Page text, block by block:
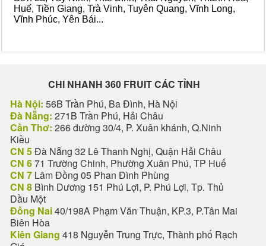
Huế, Tiền Giang, Trà Vinh, Tuyên Quang, Vĩnh Long,
Vĩnh Phúc, Yên Bái...
CHI NHANH 360 FRUIT CÁC TỈNH
Hà Nội: 56B Trần Phú, Ba Đình, Hà Nội
Đà Nẵng: 271B Trần Phú, Hải Châu
Cần Thơ: 266 đường 30/4, P. Xuân khánh, Q.Ninh
Kiều
CN 5Đà Nẵng 32 Lê Thanh Nghị, Quận Hải Châu
CN 671 Trường Chinh, Phường Xuân Phú, TP Huế
CN 7 Lâm Đồng 05 Phan Đình Phùng
CN 8 Bình Dương 151 Phú Lợi, P. Phú Lợi, Tp. Thủ
Dầu Một
Đồng Nai40/198A Phạm Văn Thuận, KP.3, P.Tân Mai
Biên Hòa
Kiên Giang 418 Nguyễn Trung Trực, Thành phố Rạch